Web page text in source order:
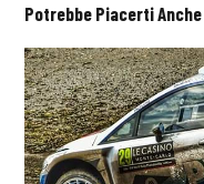
Potrebbe Piacerti Anche